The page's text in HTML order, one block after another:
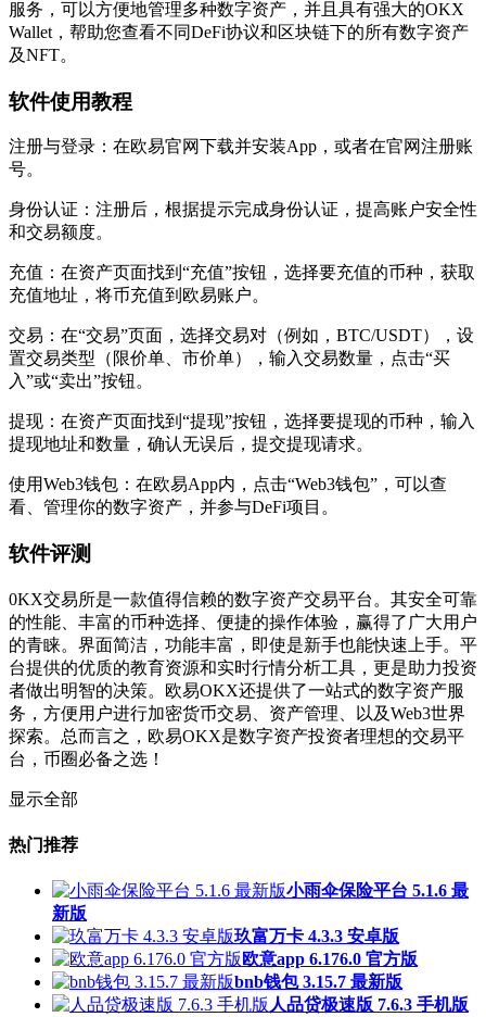
服务，可以方便地管理多种数字资产，并且具有强大的OKX
Wallet，帮助您查看不同DeFi协议和区块链下的所有数字资产
及NFT。
软件使用教程
注册与登录：在欧易官网下载并安装App，或者在官网注册账
号。
身份认证：注册后，根据提示完成身份认证，提高账户安全性
和交易额度。
充值：在资产页面找到“充值”按钮，选择要充值的币种，获取
充值地址，将币充值到欧易账户。
交易：在“交易”页面，选择交易对（例如，BTC/USDT），设
置交易类型（限价单、市价单），输入交易数量，点击“买
入”或“卖出”按钮。
提现：在资产页面找到“提现”按钮，选择要提现的币种，输入
提现地址和数量，确认无误后，提交提现请求。
使用Web3钱包：在欧易App内，点击“Web3钱包”，可以查
看、管理你的数字资产，并参与DeFi项目。
软件评测
0KX交易所是一款值得信赖的数字资产交易平台。其安全可靠
的性能、丰富的币种选择、便捷的操作体验，赢得了广大用户
的青睐。界面简洁，功能丰富，即使是新手也能快速上手。平
台提供的优质的教育资源和实时行情分析工具，更是助力投资
者做出明智的决策。欧易OKX还提供了一站式的数字资产服
务，方便用户进行加密货币交易、资产管理、以及Web3世界
探索。总而言之，欧易OKX是数字资产投资者理想的交易平
台，币圈必备之选！
显示全部
热门推荐
小雨伞保险平台 5.1.6 最
新版
玖富万卡 4.3.3 安卓版
欧意app 6.176.0 官方版
bnb钱包 3.15.7 最新版
人品贷极速版 7.6.3 手机版